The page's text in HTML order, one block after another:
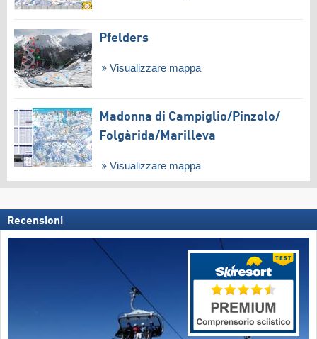
Pfelders
Visualizzare mappa
Madonna di Campiglio/​Pinzolo/​
Folgàrida/​Marilleva
Visualizzare mappa
Recensioni